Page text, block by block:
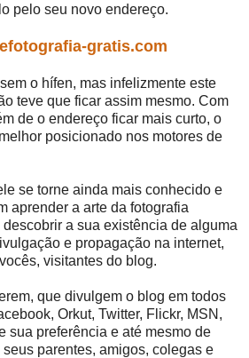
pelo seu novo endereço.
gratis.com
o hífen, mas infelizmente este
teve que ficar assim mesmo. Com
de o endereço ficar mais curto, o
posicionado nos motores de
se torne ainda mais conhecido e
aprender a arte da fotografia
a sua existência de alguma
e propagação na internet,
visitantes do blog.
que divulgem o blog em todos
Orkut, Twitter, Flickr, MSN,
sua preferência e até mesmo de
parentes, amigos, colegas e